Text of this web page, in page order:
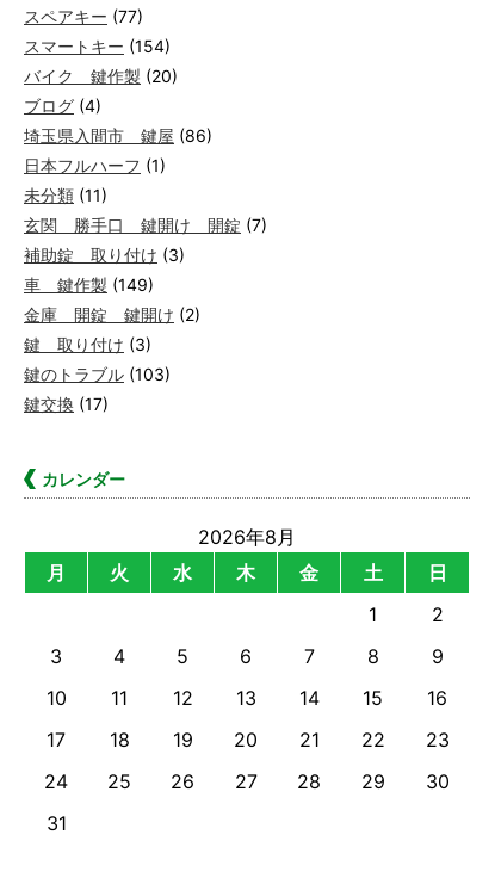
スペアキー (77)
スマートキー (154)
バイク 鍵作製 (20)
ブログ (4)
埼玉県入間市 鍵屋 (86)
日本フルハーフ (1)
未分類 (11)
玄関 勝手口 鍵開け 開錠 (7)
補助錠 取り付け (3)
車 鍵作製 (149)
金庫 開錠 鍵開け (2)
鍵 取り付け (3)
鍵のトラブル (103)
鍵交換 (17)
カレンダー
2026年8月
月
火 水 木 金 土
日
1
2
3
4 5 6 7 8
9
10
11 12 13 14 15
16
17
18 19 20 21 22
23
24
25 26 27 28 29
30
31